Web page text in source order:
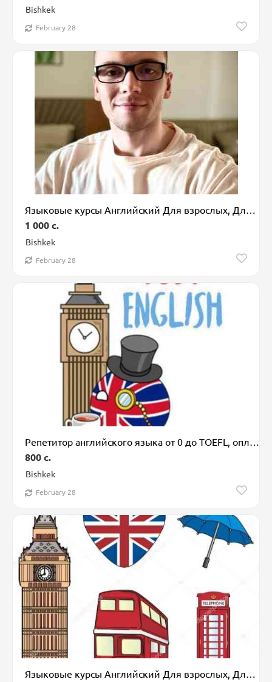
Bishkek
February 28
Bishkek
1 000 c.
February 28
Bishkek
800 c.
February 28
Языковые курсы Английский Для взрослых, Для детей